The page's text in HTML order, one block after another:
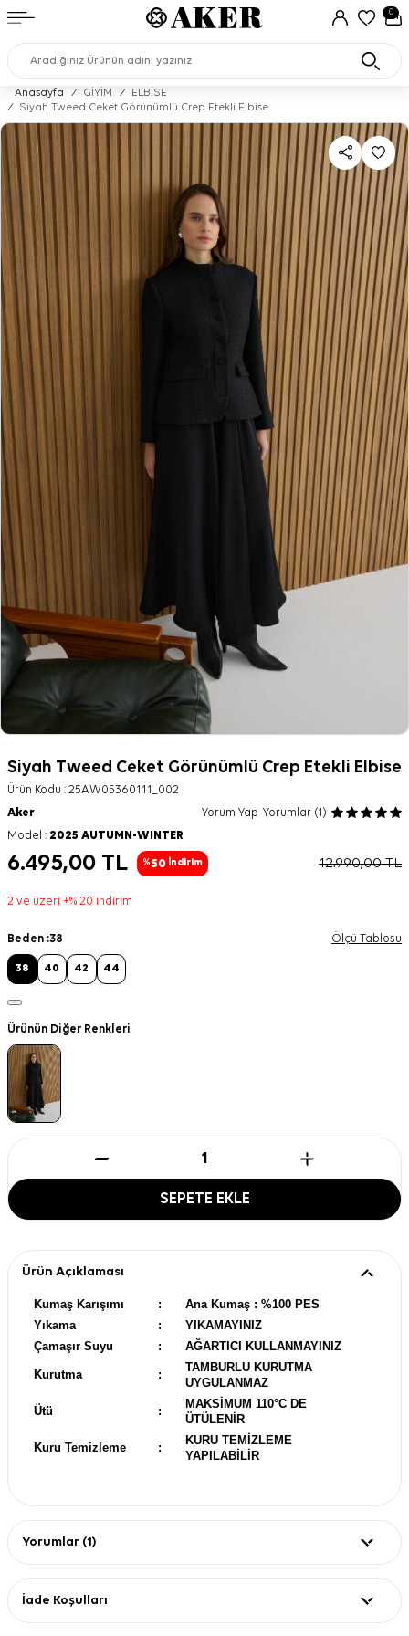
0
Anasayfa / GİYİM /
ELBİSE
/
Siyah Tweed Ceket Görünümlü Crep Etekli Elbise
Siyah Tweed Ceket Görünümlü Crep Etekli Elbise
Ürün Kodu : 25AW05360111_002
Aker
Yorum Yap Yorumlar (1)
Model : 2025 AUTUMN-WINTER
6.495,00 TL %50 İndirim 12.990,00TL
2 ve üzeri +% 20 indirim
Beden :38 Ölçü Tablosu
38 40 42 44
Ürünün Diğer Renkleri
SEPETE EKLE
Ürün Açıklaması
Kumaş Karışımı :
Ana Kumaş : %100 PES
Yıkama
:
YIKAMAYINIZ
Çamaşır Suyu
: AĞARTICI KULLANMAYINIZ
Kurutma :
TAMBURLU KURUTMA
UYGULANMAZ
Ütü :
MAKSİMUM 110°C DE
ÜTÜLENİR
Kuru Temizleme :
KURU TEMİZLEME
YAPILABİLİR
Yorumlar (1)
İade Koşulları